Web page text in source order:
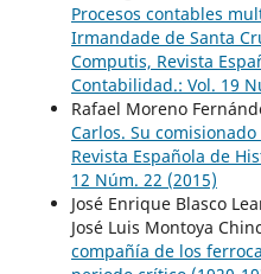
Procesos contables
Irmandade de Santa
Computis, Revista
Contabilidad.: Vol. 19
Rafael Moreno
Carlos. Su
Revista Española de
12 Núm. 22 (2015)
José Enrique Blasco
José Luis Montoya
compañía de los